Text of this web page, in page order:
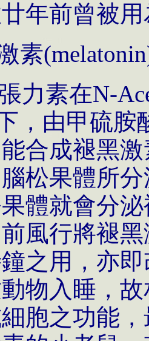
年前曾被
素
力素在N-
，由甲硫胺
合成褪黑激
松果體所
體就會分
風行將褪
之用，亦
物入睡，
胞之功能